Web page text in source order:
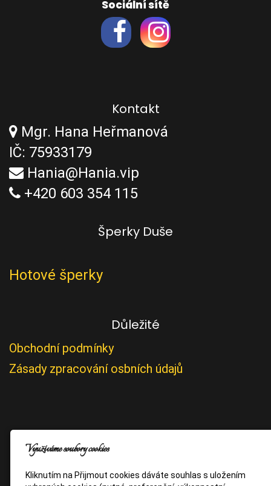
Sociální sítě
Kontakt
Mgr. Hana Heřmanová
IČ: 75933179
Hania@Hania.vip
+420 603 354 115
Šperky Duše
Hotové šperky
Důležité
Obchodní podmínky
Zásady zpracování osbních údajů
Využíváme soubory cookies
Kliknutím na Přijmout cookies dáváte souhlas s uložením